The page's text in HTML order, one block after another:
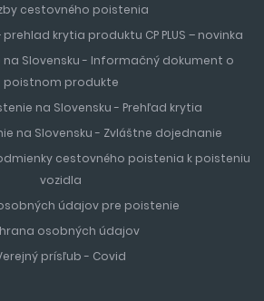
cestovného poistenia
krytia produktu CP PLUS – novinka
Slovensku - Informačný dokument o
poistnom produkte
na Slovensku - Prehľad krytia
na Slovensku - Zvláštne dojednanie
cestovného poistenia k poisteniu
vozidla
údajov pre poistenie
osobných údajov
prísľub - Covid